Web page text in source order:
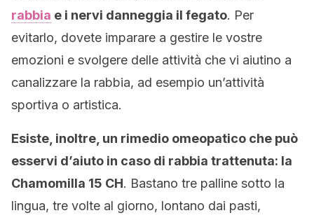
rabbia e i nervi danneggia il fegato. Per
evitarlo, dovete imparare a gestire le vostre
emozioni e svolgere delle attività che vi aiutino a
canalizzare la rabbia, ad esempio un’attività
sportiva o artistica.
Esiste, inoltre, un rimedio omeopatico che può
esservi d’aiuto in caso di rabbia trattenuta: la
Chamomilla 15 CH. Bastano tre palline sotto la
lingua, tre volte al giorno, lontano dai pasti,